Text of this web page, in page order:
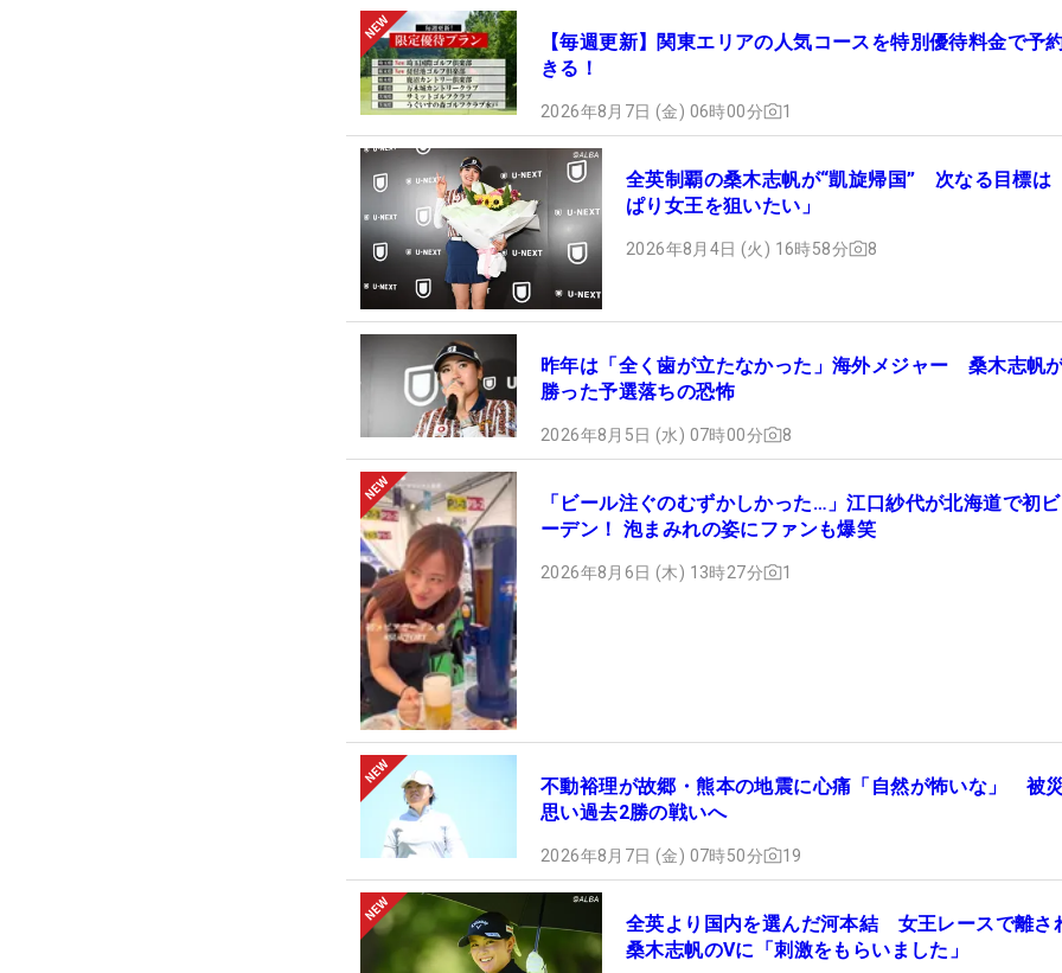
【毎週更新】関東エリアの人気コースを特別優待料金で予
きる！
2026年8月7日 (金) 06時00分 1
全英制覇の桑木志帆が“凱旋帰国” 次なる目標は
ぱり女王を狙いたい」
2026年8月4日 (火) 16時58分 8
昨年は「全く歯が立たなかった」海外メジャー 桑木志帆
勝った予選落ちの恐怖
2026年8月5日 (水) 07時00分 8
「ビール注ぐのむずかしかった…」江口紗代が北海道で初
ーデン！ 泡まみれの姿にファンも爆笑
2026年8月6日 (木) 13時27分 1
不動裕理が故郷・熊本の地震に心痛「自然が怖いな」 被
思い過去2勝の戦いへ
2026年8月7日 (金) 07時50分 19
全英より国内を選んだ河本結 女王レースで離さ
桑木志帆のVに「刺激をもらいました」